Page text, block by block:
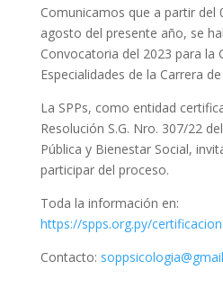
Comunicamos que a partir del
agosto del presente año, se
Convocatoria del 2023 para la
Especialidades de la Carrera
La SPPs, como entidad
Resolución S.G. Nro. 307/22
Pública y Bienestar Social,
participar del proceso.
Toda la información en:
https://spps.org.py/
Contacto: